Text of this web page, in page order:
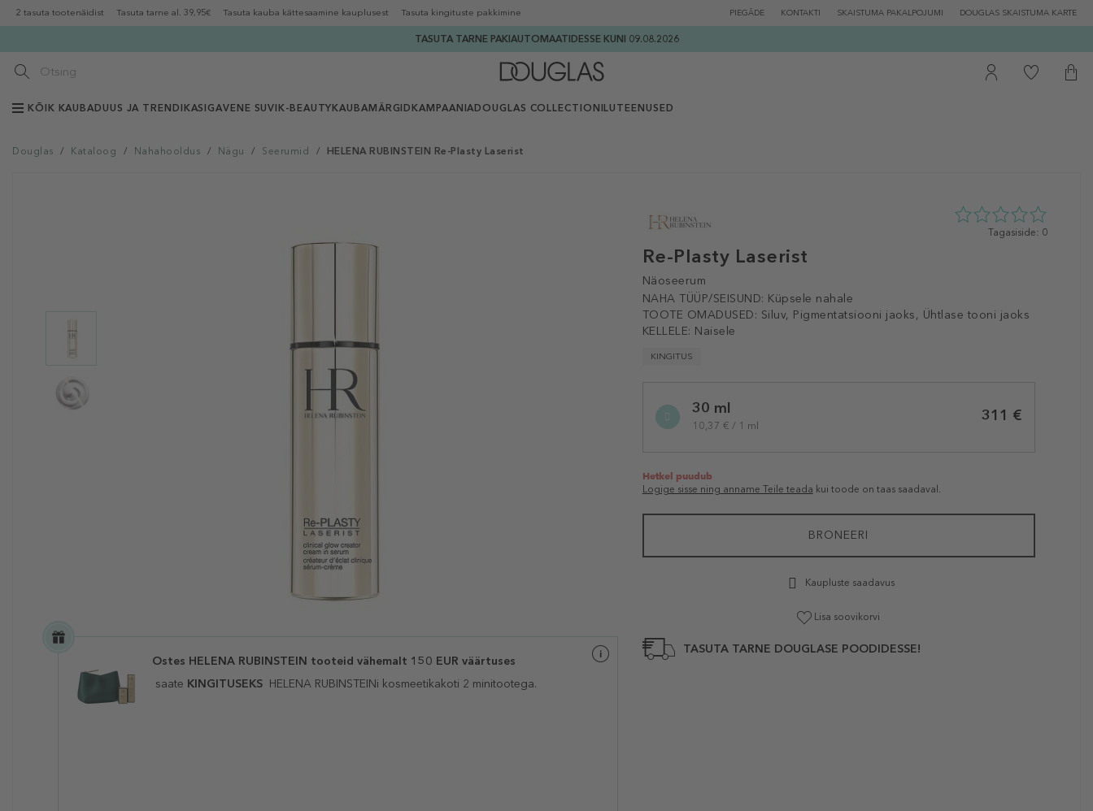
2 tasuta tootenäidist Tasuta tarne al. 39,95€ Tasuta kauba kättesaamine kauplusest Tasuta kingituste pakkimine PIEGĀDE KONTAKTI SKAISTUMA PAKALPOJUMI DOUGLAS SKAISTUMA KARTE
TASUTA TARNE PAKIAUTOMAATIDESSE KUNI 09.08.2026
KÕIK KAUBADUUS JA TRENDIKAS IGAVENE SUVI K-BEAUTY KAUBAMÄRGID KAMPAANIADOUGLAS COLLECTION ILUTEENUSED
Douglas / Kataloog / Nahahooldus / Nägu / Seerumid / HELENA RUBINSTEIN Re-Plasty Laserist
Re-Plasty Laserist
Näoseerum
NAHA TÜÜP/SEISUND: Küpsele nahale
TOOTE OMADUSED: Siluv, Pigmentatsiooni jaoks, Ühtlase tooni jaoks
KELLELE: Naisele
KINGITUS
0
Tagasiside: 0
variation30 ml
10,37 € / 1 ml
311 €
Hetkel puudub
Logige sisse ning anname Teile teada kui toode on taas saadaval.
BRONEERI
Kaupluste saadavus
Lisa soovikorvi
TASUTA TARNE DOUGLASE POODIDESSE!
Ostes HELENA RUBINSTEIN tooteid vähemalt 150 EUR väärtuses
saate KINGITUSEKS HELENA RUBINSTEINi kosmeetikakoti 2 minitootega.